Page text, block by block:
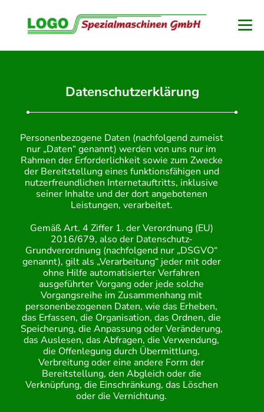
Datenschutzerklärung
Personenbezogene Daten (nachfolgend zumeist
nur „Daten“ genannt) werden von uns nur im
Rahmen der Erforderlichkeit sowie zum Zwecke
der Bereitstellung eines funktionsfähigen und
nutzerfreundlichen Internetauftritts, inklusive
seiner Inhalte und der dort angebotenen
Leistungen, verarbeitet.
Gemäß Art. 4 Ziffer 1. der Verordnung (EU)
2016/679, also der Datenschutz-
Grundverordnung (nachfolgend nur „DSGVO“
genannt), gilt als „Verarbeitung“ jeder mit oder
ohne Hilfe automatisierter Verfahren
ausgeführter Vorgang oder jede solche
Vorgangsreihe im Zusammenhang mit
personenbezogenen Daten, wie das Erheben,
das Erfassen, die Organisation, das Ordnen, die
Speicherung, die Anpassung oder Veränderung,
das Auslesen, das Abfragen, die Verwendung,
die Offenlegung durch Übermittlung,
Verbreitung oder eine andere Form der
Bereitstellung, den Abgleich oder die
Verknüpfung, die Einschränkung, das Löschen
oder die Vernichtung.